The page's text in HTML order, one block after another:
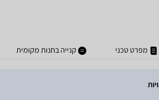
מפרט טכני קנייה בחנות מקומית